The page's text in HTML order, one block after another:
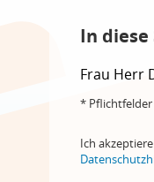
In
Frau Herr
* Pflichtfelder
Ich